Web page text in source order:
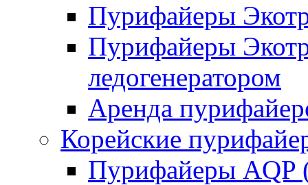
Пурифайеры
Пурифайеры
ледогенератором
Аренда
Корейские
Пурифайеры AQP